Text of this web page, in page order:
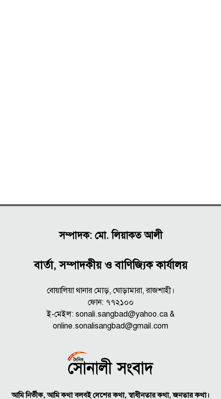
সম্পাদক: মো. লিয়াকত আলী
বার্তা, সম্পাদকীয় ও বাণিজ্যিক কার্যালয়
বোয়ালিয়া থানার মোড়, ঘোড়ামারা, রাজশাহী।
ফোন: ৭৭২১০০
ই-মেইল: sonali.sangbad@yahoo.ca &
online.sonalisangbad@gmail.com
আমি নির্ভীক, আমি কথা বলবই দেশের কথা, স্বাধীনতার কথা, জনতার কথা।